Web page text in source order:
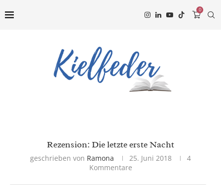
0
Rezension: Die letzte erste Nacht
geschrieben von Ramona 25. Juni 2018
4
Kommentare